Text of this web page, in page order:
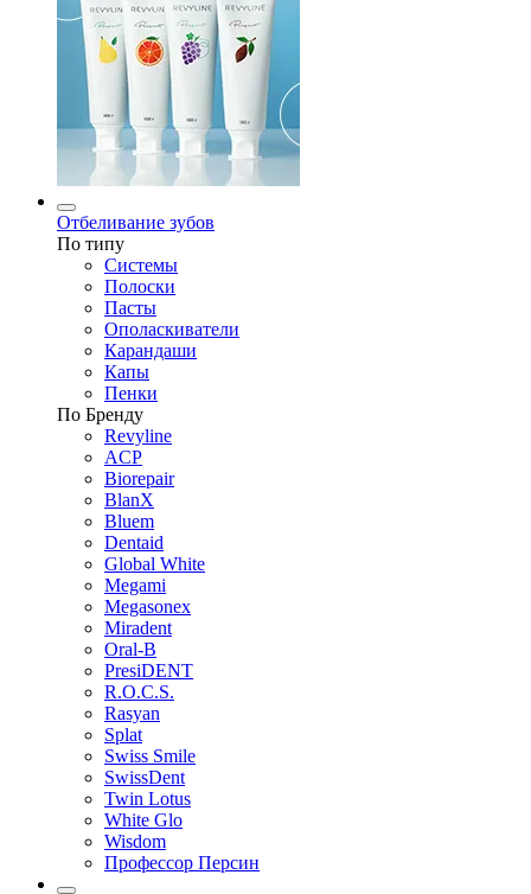
Отбеливание зубов
По типу
Системы
Полоски
Пасты
Ополаскиватели
Карандаши
Капы
Пенки
По Бренду
Revyline
ACP
Biorepair
BlanX
Bluem
Dentaid
Global White
Megami
Megasonex
Miradent
Oral-B
PresiDENT
R.O.C.S.
Rasyan
Splat
Swiss Smile
SwissDent
Twin Lotus
White Glo
Wisdom
Профессор Персин